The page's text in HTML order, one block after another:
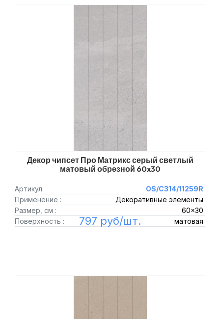
Декор чипсет Про Матрикс серый светлый
матовый обрезной 60x30
Артикул
OS/C314/11259R
Применение :
Декоративные элементы
Размер, см :
60x30
Поверхность :
матовая
797 руб/шт.